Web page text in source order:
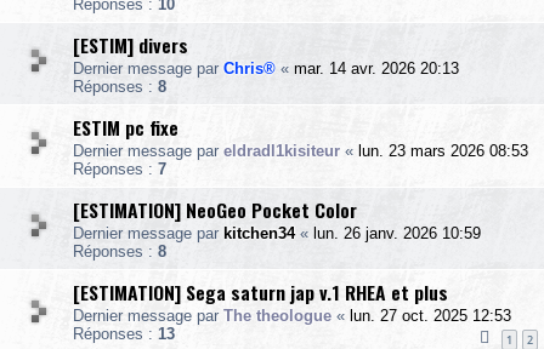
Réponses : 10
[ESTIM] divers
Dernier message par Chris® « mar. 14 avr. 2026 20:13
Réponses : 8
ESTIM pc fixe
Dernier message par eldradl1kisiteur « lun. 23 mars 2026 08:53
Réponses : 7
[ESTIMATION] NeoGeo Pocket Color
Dernier message par kitchen34« lun. 26 janv. 2026 10:59
Réponses : 8
[ESTIMATION] Sega saturn jap v.1 RHEA et plus
Dernier message par The theologue « lun. 27 oct. 2025 12:53
Réponses : 13 1 2